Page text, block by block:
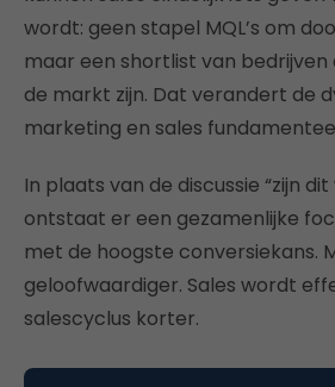
wordt: geen stapel MQL’s om
maar een shortlist van
de markt zijn. Dat verandert de
marketing en sales
In plaats van de discussie “zijn
ontstaat er een gezamenlijke
met de hoogste conversiekans.
geloofwaardiger. Sales wordt
salescyclus korter.